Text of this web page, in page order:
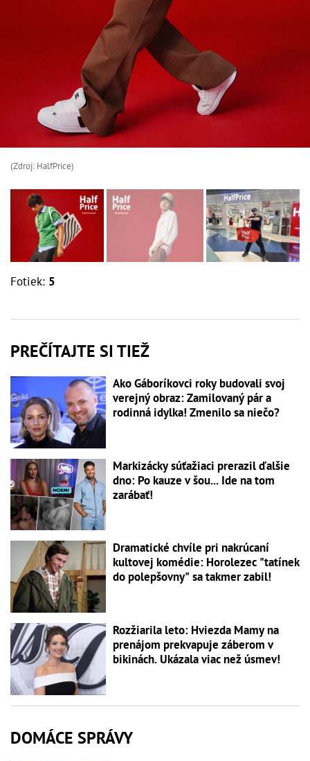
(Zdroj: HalfPrice)
Fotiek: 5
PREČÍTAJTE SI TIEŽ
Ako Gáboríkovci roky budovali svoj
verejný obraz: Zamilovaný pár a
rodinná idylka! Zmenilo sa niečo?
Markizácky súťažiaci prerazil ďalšie
dno: Po kauze v šou... Ide na tom
zarábať!
Dramatické chvíle pri nakrúcaní
kultovej komédie: Horolezec "tatínek
do polepšovny" sa takmer zabil!
Rozžiarila leto: Hviezda Mamy na
prenájom prekvapuje záberom v
bikinách. Ukázala viac než úsmev!
DOMÁCE SPRÁVY